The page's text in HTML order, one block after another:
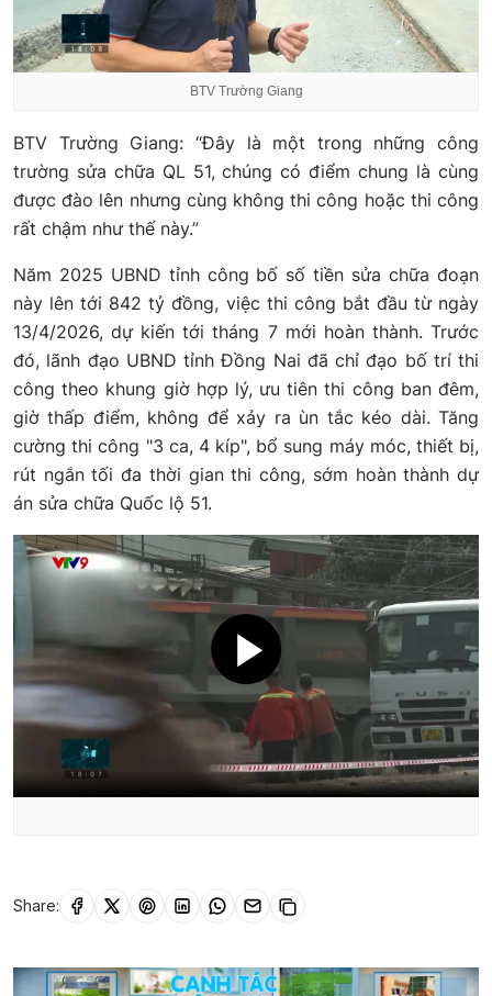
BTV Trường Giang
BTV Trường Giang: “Đây là một trong những công
trường sửa chữa QL 51, chúng có điểm chung là cùng
được đào lên nhưng cùng không thi công hoặc thi công
rất chậm như thế này.”
Năm 2025 UBND tỉnh công bố số tiền sửa chữa đoạn
này lên tới 842 tỷ đồng, việc thi công bắt đầu từ ngày
13/4/2026, dự kiến tới tháng 7 mới hoàn thành. Trước
đó, lãnh đạo UBND tỉnh Đồng Nai đã chỉ đạo bố trí thi
công theo khung giờ hợp lý, ưu tiên thi công ban đêm,
giờ thấp điểm, không để xảy ra ùn tắc kéo dài. Tăng
cường thi công "3 ca, 4 kíp", bổ sung máy móc, thiết bị,
rút ngắn tối đa thời gian thi công, sớm hoàn thành dự
án sửa chữa Quốc lộ 51.
Share: